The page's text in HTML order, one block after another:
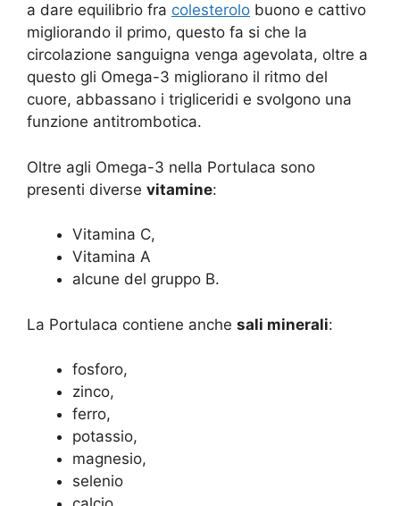
a dare equilibrio fra colesterolo buono e cattivo
migliorando il primo, questo fa si che la
circolazione sanguigna venga agevolata, oltre a
questo gli Omega-3 migliorano il ritmo del
cuore, abbassano i trigliceridi e svolgono una
funzione antitrombotica.
Oltre agli Omega-3 nella Portulaca sono
presenti diverse vitamine:
Vitamina C,
Vitamina A
alcune del gruppo B.
La Portulaca contiene anche sali minerali:
fosforo,
zinco,
ferro,
potassio,
magnesio,
selenio